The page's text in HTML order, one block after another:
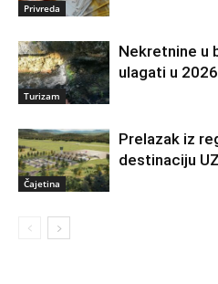
Privreda
Turizam
Nekretnine u
ulagati u
Čajetina
Prelazak iz
destinaciju